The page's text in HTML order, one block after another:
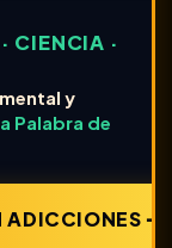
CIENCIA ·
y
Palabra de
ADICCIONES ➔